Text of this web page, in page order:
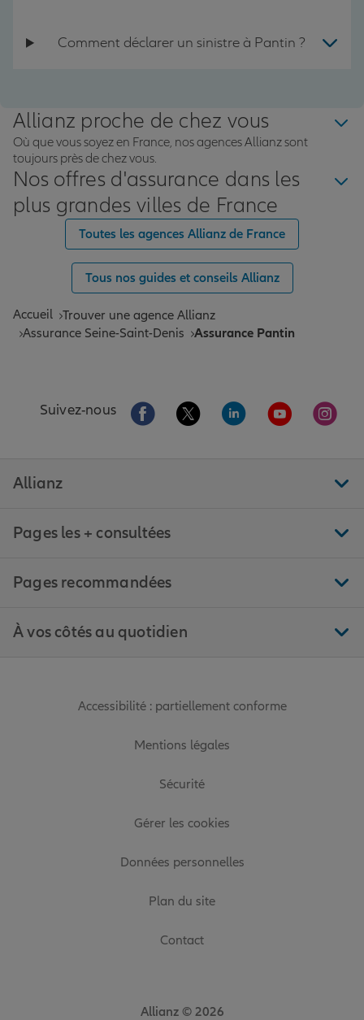
Comment déclarer un sinistre à Pantin ?
Allianz proche de chez vous
Où que vous soyez en France, nos agences Allianz sont
toujours près de chez vous.
Nos offres d'assurance dans les
plus grandes villes de France
Toutes les agences Allianz de France
Tous nos guides et conseils Allianz
Accueil Trouver une agence Allianz
Assurance Seine-Saint-Denis
Assurance Pantin
Suivez-nous Aller sur la page Facebook de Allianz
Aller sur la page Twitter de
Aller sur la page
Aller sur la
Aller
Allianz
Pages les + consultées
Pages recommandées
À vos côtés au quotidien
Accessibilité : partiellement conforme
Mentions légales
Sécurité
Gérer les cookies
Données personnelles
Plan du site
Contact
Allianz © 2026